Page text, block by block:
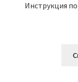
Инструкция